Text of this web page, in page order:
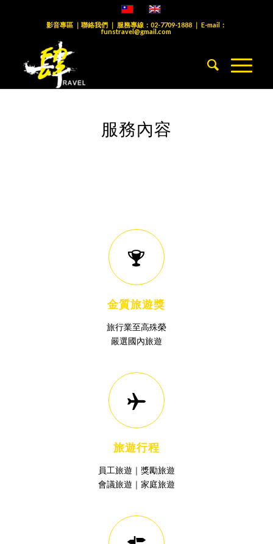
影音專區｜ 聯絡我們｜ 服務專線： 02-7709-1888｜ E-mail：
funstravel@gmail.com
服務內容
金質旅遊獎
旅行業至高殊榮
嚴選國內旅遊
旅遊行程
員工旅遊｜獎勵旅遊
會議旅遊｜家庭旅遊